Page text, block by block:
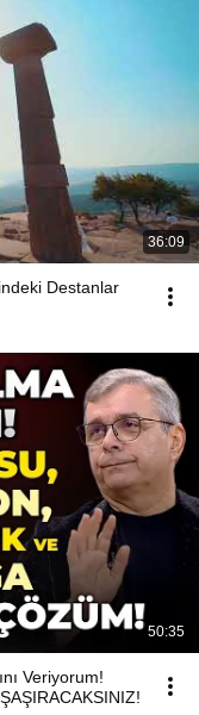
36:09
Destanlar
50:35
Veriyorum!